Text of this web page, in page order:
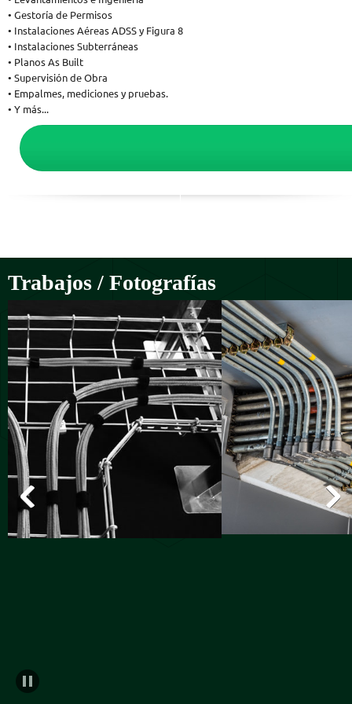
• Gestoría de Permisos
• Instalaciones Aéreas ADSS y Figura 8
• Instalaciones Subterráneas
• Planos As Built
• Supervisión de Obra
• Empalmes, mediciones y pruebas.
• Y más...
Trabajos / Fotografías